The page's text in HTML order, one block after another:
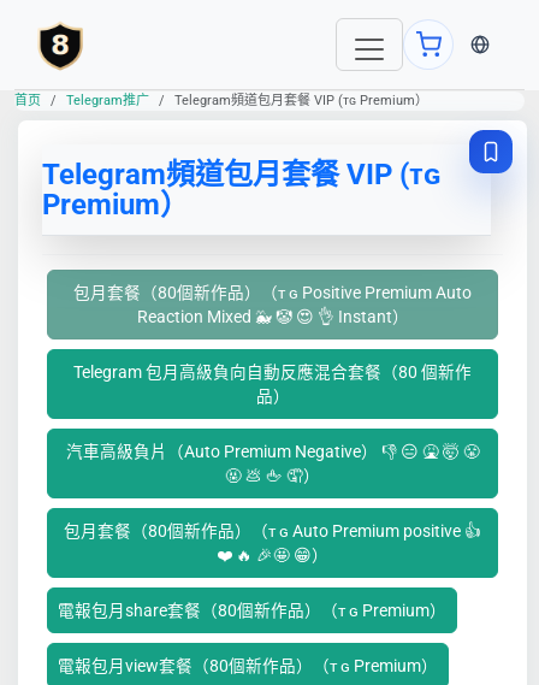
当前语
首页 Telegram推广 Telegram頻道包月套餐 VIP (ᴛɢ Premium）
Telegram頻道包月套餐 VIP (ᴛɢ
Premium）
包月套餐（80個新作品）（ᴛ ɢ Positive Premium Auto
Reaction Mixed 🐳 🤡 😍 👌 Instant）
Telegram 包月高級負向自動反應混合套餐（80 個新作
品）
汽車高級負片（Auto Premium Negative） 👎 😑 🤮 🤯 😤
🤬 💩 🖕 🤦）
包月套餐（80個新作品）（ᴛ ɢ Auto Premium positive 👍
❤️ 🔥 🎉🤩 😁）
電報包月share套餐（80個新作品）（ᴛ ɢ Premium）
電報包月view套餐（80個新作品）（ᴛ ɢ Premium）